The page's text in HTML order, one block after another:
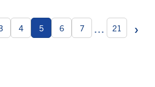
4 5 6 7 ... 21 ›